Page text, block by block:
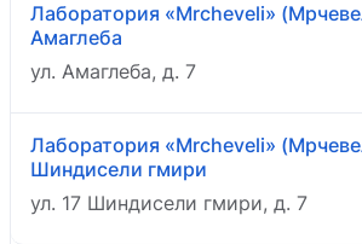
Лаборатория «Mrcheveli»
Амаглеба
ул. Амаглеба, д. 7
Лаборатория «Mrcheveli»
Шиндисели гмири
ул. 17 Шиндисели гмири, д. 7